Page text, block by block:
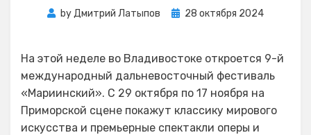
byДмитрий Латыпов
Posted
28 октября 2024
На этой неделе во Владивостоке откроется 9-й
международный дальневосточный фестиваль
«Мариинский». С 29 октября по 17 ноября на
Приморской сцене покажут классику мирового
искусства и премьерные спектакли оперы и